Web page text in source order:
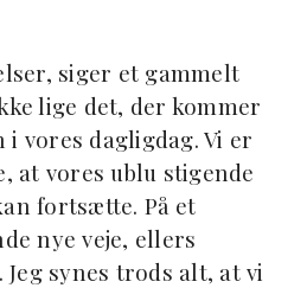
siger et gammelt
lige det, der kommer
vores dagligdag. Vi er
at vores ublu stigende
fortsætte. På et
nye veje, ellers
synes trods alt, at vi